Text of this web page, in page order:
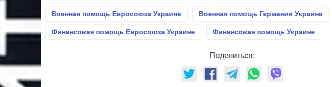
Военная помощь Евросоюза Украине Военная помощь Германии Украине
Финансовая помощь Евросоюза Украине Финансовая помощь Украине
Поделиться: